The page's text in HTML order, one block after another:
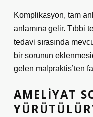
Komplikasyon, tam
anlamına gelir. Tıbbi
tedavi sırasında
bir sorunun
gelen malpraktis’ten
AMELIYAT